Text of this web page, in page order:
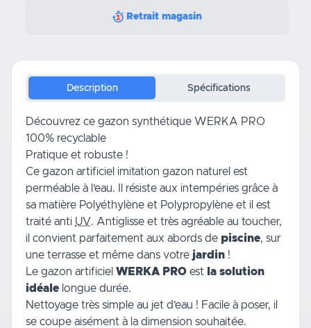
Retrait magasin
Description Spécifications
Découvrez ce gazon synthétique WERKA PRO
100% recyclable
Pratique et robuste !
Ce gazon artificiel imitation gazon naturel est
perméable à l’eau. Il résiste aux intempéries grâce à
sa matière Polyéthylène et Polypropylène et il est
traité anti UV. Antiglisse et très agréable au toucher,
il convient parfaitement aux abords de piscine, sur
une terrasse et même dans votre jardin !
Le gazon artificiel WERKA PRO est
la solution
idéale longue durée.
Nettoyage très simple au jet d’eau ! Facile à poser, il
se coupe aisément à la dimension souhaitée.